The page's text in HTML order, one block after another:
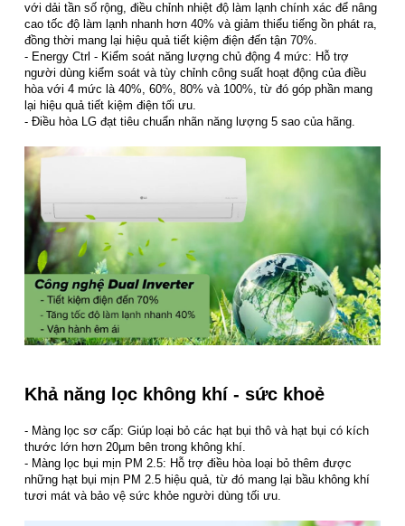
với dải tần số rộng, điều chỉnh nhiệt độ làm lạnh chính xác để nâng
cao tốc độ làm lạnh nhanh hơn 40% và giảm thiểu tiếng ồn phát ra,
đồng thời mang lại hiệu quả tiết kiệm điện đến tận 70%.
- Energy Ctrl - Kiểm soát năng lượng chủ động 4 mức: Hỗ trợ
người dùng kiểm soát và tùy chỉnh công suất hoạt động của điều
hòa với 4 mức là 40%, 60%, 80% và 100%, từ đó góp phần mang
lại hiệu quả tiết kiệm điện tối ưu.
- Điều hòa LG đạt tiêu chuẩn nhãn năng lượng 5 sao của hãng.
Khả năng lọc không khí - sức khoẻ
- Màng lọc sơ cấp: Giúp loại bỏ các hạt bụi thô và hạt bụi có kích
thước lớn hơn 20µm bên trong không khí.
- Màng lọc bụi mịn PM 2.5: Hỗ trợ điều hòa loại bỏ thêm được
những hạt bụi mịn PM 2.5 hiệu quả, từ đó mang lại bầu không khí
tươi mát và bảo vệ sức khỏe người dùng tối ưu.